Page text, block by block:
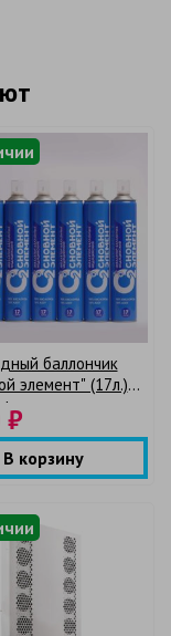
баллончик
элемент" (17л.)
мягкая маска
₽
В корзину